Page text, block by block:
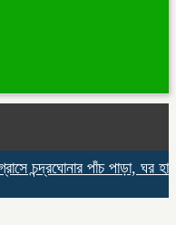
চন্দ্রঘোনার পাঁচ পাড়া, ঘর